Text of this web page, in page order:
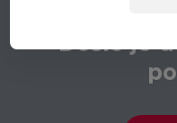
Došlo je